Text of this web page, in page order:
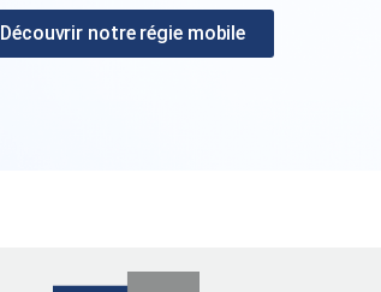
Découvrir notre régie mobile